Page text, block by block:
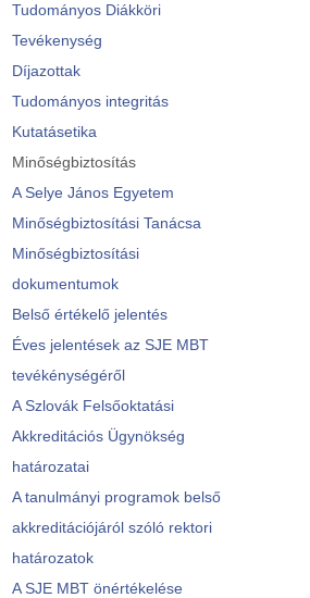
Tudományos Diákköri
Tevékenység
Díjazottak
Tudományos integritás
Kutatásetika
Minőségbiztosítás
A Selye János Egyetem
Minőségbiztosítási Tanácsa
Minőségbiztosítási
dokumentumok
Belső értékelő jelentés
Éves jelentések az SJE MBT
tevékénységéről
A Szlovák Felsőoktatási
Akkreditációs Ügynökség
határozatai
A tanulmányi programok belső
akkreditációjáról szóló rektori
határozatok
A SJE MBT önértékelése